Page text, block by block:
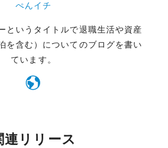
ぺんイチ
というタイトルで退職生活や資産
を含む）についてのブログを書い
ています。
連リリース